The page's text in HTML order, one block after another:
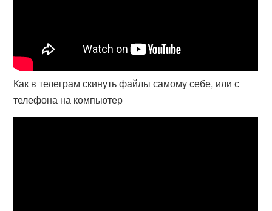
Как в телеграм скинуть файлы самому себе, или с
телефона на компьютер